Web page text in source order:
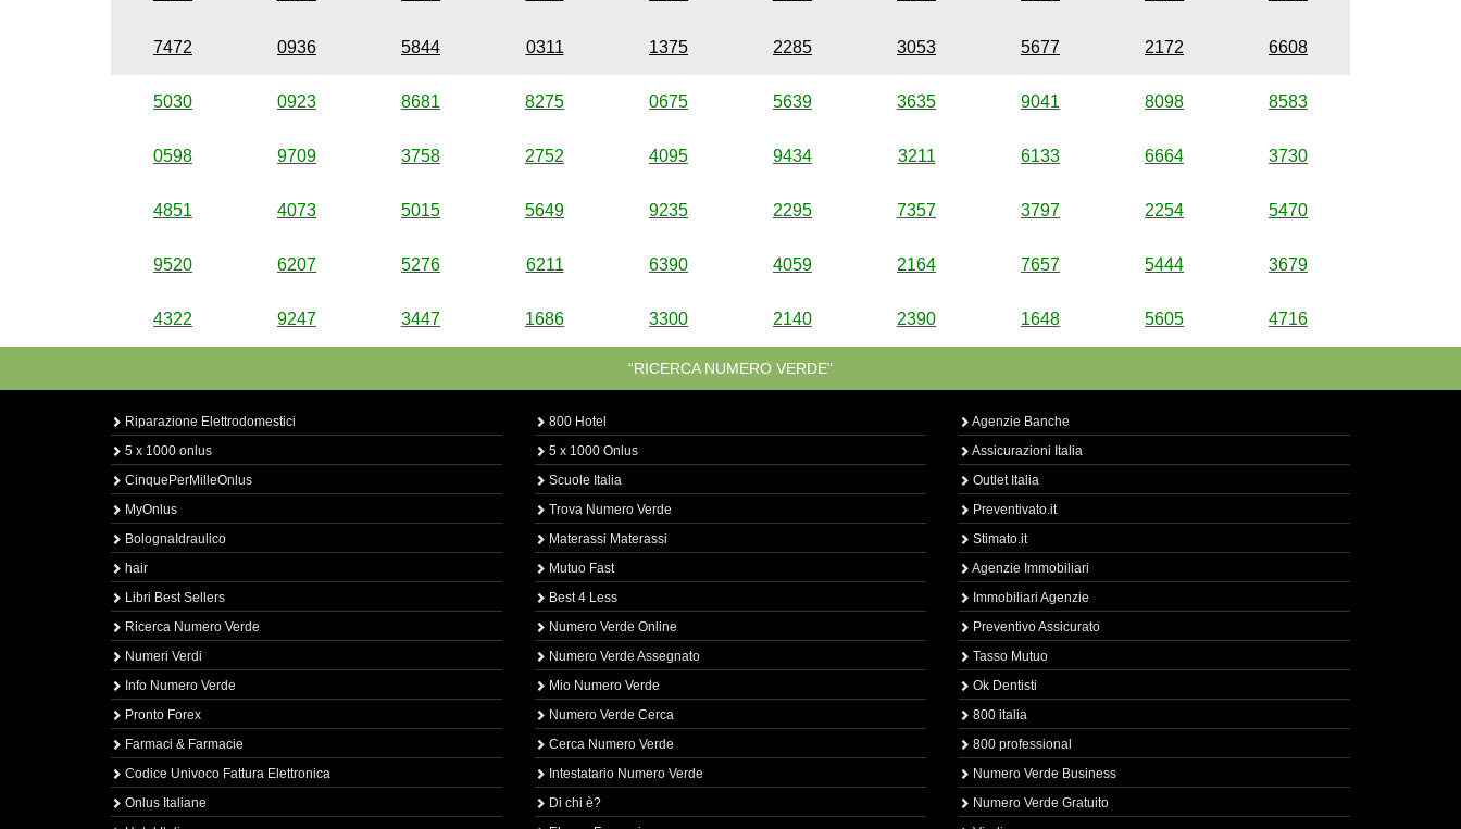
7472 0936 5844 0311 1375 2285 3053 5677 2172 6608
5030 0923 8681 8275 0675 5639 3635 9041 8098 8583
0598 9709 3758 2752 4095 9434 3211 6133 6664 3730
4851 4073 5015 5649 9235 2295 7357 3797 2254 5470
9520 6207 5276 6211 6390 4059 2164 7657 5444 3679
4322 9247 3447 1686 3300 2140 2390 1648 5605 4716
“RICERCA NUMERO VERDE”
Riparazione Elettrodomestici
5 x 1000 onlus
CinquePerMilleOnlus
MyOnlus
BolognaIdraulico
hair
Libri Best Sellers
Ricerca Numero Verde
Numeri Verdi
Info Numero Verde
Pronto Forex
Farmaci & Farmacie
Codice Univoco Fattura Elettronica
Onlus Italiane
800 Hotel
5 x 1000 Onlus
Scuole Italia
Trova Numero Verde
Materassi Materassi
Mutuo Fast
Best 4 Less
Numero Verde Online
Numero Verde Assegnato
Mio Numero Verde
Numero Verde Cerca
Cerca Numero Verde
Intestatario Numero Verde
Di chi è?
Agenzie Banche
Assicurazioni Italia
Outlet Italia
Preventivato.it
Stimato.it
Agenzie Immobiliari
Immobiliari Agenzie
Preventivo Assicurato
Tasso Mutuo
Ok Dentisti
800 italia
800 professional
Numero Verde Business
Numero Verde Gratuito